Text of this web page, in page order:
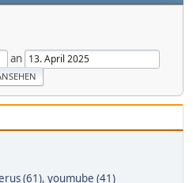
an
(61), youmube (41)